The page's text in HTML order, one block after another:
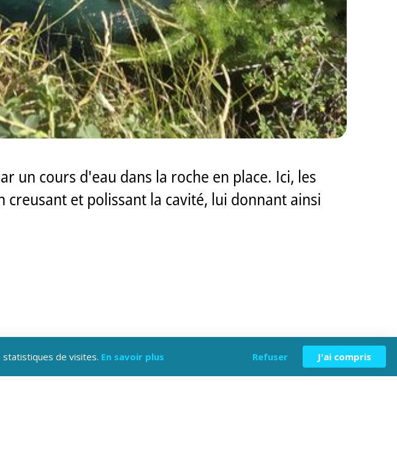
un cours d'eau dans la roche en place. Ici, les
et polissant la cavité, lui donnant ainsi
statistiques de visites. En savoir plus Refuser J'ai compris